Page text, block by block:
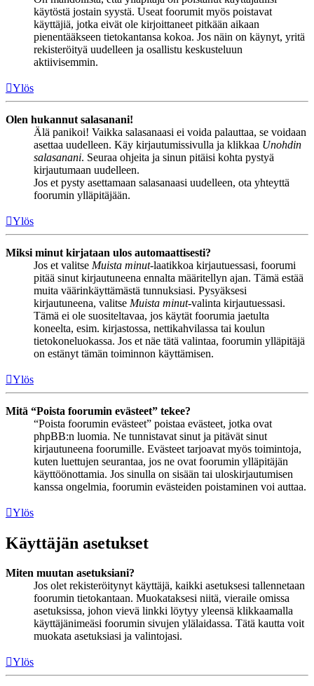
käytöstä jostain syystä. Useat foorumit myös poistavat
käyttäjiä, jotka eivät ole kirjoittaneet pitkään aikaan
pienentääkseen tietokantansa kokoa. Jos näin on käynyt, yritä
rekisteröityä uudelleen ja osallistu keskusteluun
aktiivisemmin.
Ylös
Olen hukannut salasanani!
Älä panikoi! Vaikka salasanaasi ei voida palauttaa, se voidaan
asettaa uudelleen. Käy kirjautumissivulla ja klikkaa Unohdin
salasanani. Seuraa ohjeita ja sinun pitäisi kohta pystyä
kirjautumaan uudelleen.
Jos et pysty asettamaan salasanaasi uudelleen, ota yhteyttä
foorumin ylläpitäjään.
Ylös
Miksi minut kirjataan ulos automaattisesti?
Jos et valitse Muista minut-laatikkoa kirjautuessasi, foorumi
pitää sinut kirjautuneena ennalta määritellyn ajan. Tämä estää
muita väärinkäyttämästä tunnuksiasi. Pysyäksesi
kirjautuneena, valitse Muista minut-valinta kirjautuessasi.
Tämä ei ole suositeltavaa, jos käytät foorumia jaetulta
koneelta, esim. kirjastossa, nettikahvilassa tai koulun
tietokoneluokassa. Jos et näe tätä valintaa, foorumin ylläpitäjä
on estänyt tämän toiminnon käyttämisen.
Ylös
Mitä “Poista foorumin evästeet” tekee?
“Poista foorumin evästeet” poistaa evästeet, jotka ovat
phpBB:n luomia. Ne tunnistavat sinut ja pitävät sinut
kirjautuneena foorumille. Evästeet tarjoavat myös toimintoja,
kuten luettujen seurantaa, jos ne ovat foorumin ylläpitäjän
käyttöönottamia. Jos sinulla on sisään tai uloskirjautumisen
kanssa ongelmia, foorumin evästeiden poistaminen voi auttaa.
Ylös
Käyttäjän asetukset
Miten muutan asetuksiani?
Jos olet rekisteröitynyt käyttäjä, kaikki asetuksesi tallennetaan
foorumin tietokantaan. Muokataksesi niitä, vieraile omissa
asetuksissa, johon vievä linkki löytyy yleensä klikkaamalla
käyttäjänimeäsi foorumin sivujen ylälaidassa. Tätä kautta voit
muokata asetuksiasi ja valintojasi.
Ylös